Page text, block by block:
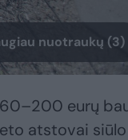
nuotraukų (3)
eurų
atstovai siūlo